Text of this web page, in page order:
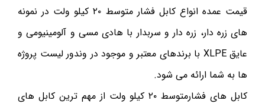
قیمت عمده انواع کابل فشار متوسط ۲۰ کیلو ولت در نمونه
های زره دار، زره دار و سربدار با هادی مسی و آلومینیومی و
عایق XLPE با برندهای معتبر و موجود در وندور لیست پروژه
ها به شما ارائه می شود.
کابل های فشارمتوسط ۲۰ کیلو ولت از مهم ترین کابل های